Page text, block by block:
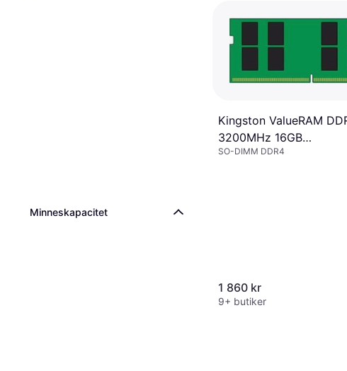
Minneskapacitet
Kingston ValueRAM
3200MHz 16GB
(KVR32S22D8/16)
SO-DIMM DDR4
1 860 kr
9+ butiker